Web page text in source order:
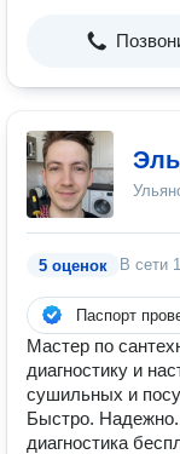
5 оценок В сети
Паспорт
Мастер по
диагностику и
сушильных и
Быстро. Надежно.
диагностика